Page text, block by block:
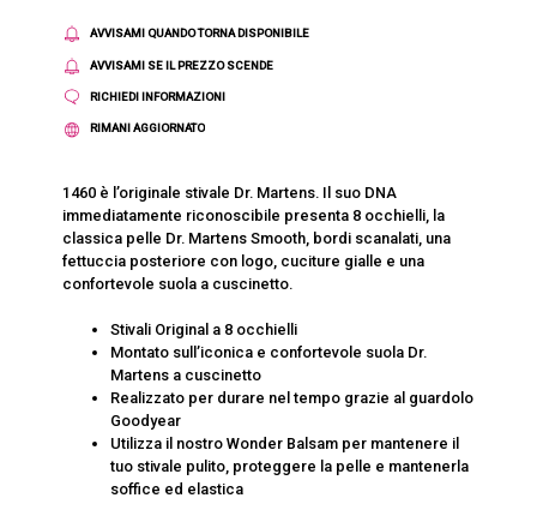
AVVISAMI QUANDO TORNA DISPONIBILE
AVVISAMI SE IL PREZZO SCENDE
RICHIEDI INFORMAZIONI
RIMANI AGGIORNATO
1460 è l’originale stivale Dr. Martens. Il suo DNA
immediatamente riconoscibile presenta 8 occhielli, la
classica pelle Dr. Martens Smooth, bordi scanalati, una
fettuccia posteriore con logo, cuciture gialle e una
confortevole suola a cuscinetto.
Stivali Original a 8 occhielli
Montato sull’iconica e confortevole suola Dr.
Martens a cuscinetto
Realizzato per durare nel tempo grazie al guardolo
Goodyear
Utilizza il nostro Wonder Balsam per mantenere il
tuo stivale pulito, proteggere la pelle e mantenerla
soffice ed elastica